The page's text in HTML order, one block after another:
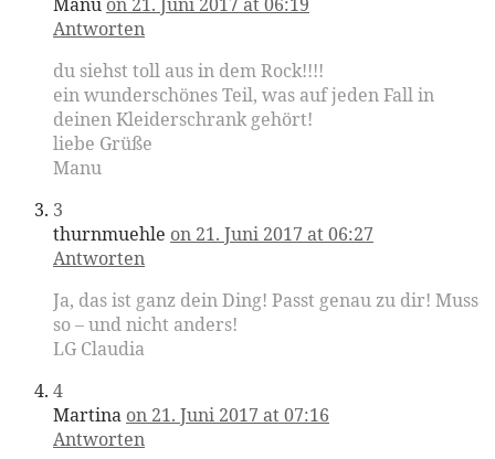
Antworten
du siehst toll aus in dem Rock!!!!
ein wunderschönes Teil, was auf jeden Fall in
deinen Kleiderschrank gehört!
liebe Grüße
Manu
3
thurnmuehle on 21. Juni 2017 at 06:27
Antworten
Ja, das ist ganz dein Ding! Passt genau zu dir! Muss
so – und nicht anders!
LG Claudia
4
Martina on 21. Juni 2017 at 07:16
Antworten